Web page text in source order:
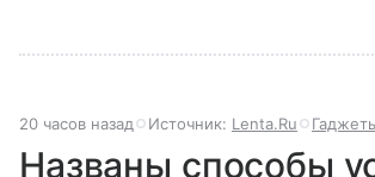
20 часов назад Источник: Lenta.Ru
Названы способы